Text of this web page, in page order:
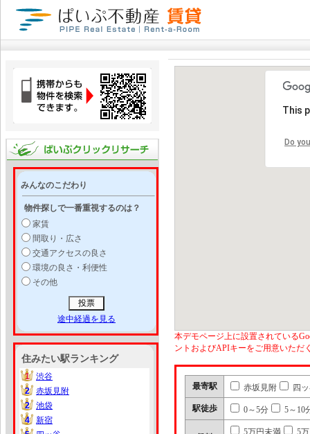
みんなのこだわり
物件探しで一番重視するのは？
家賃
間取り・広さ
交通アクセスの良さ
環境の良さ・利便性
その他
途中経過を見る
住みたい駅ランキング
1
1
渋谷
2
2
赤坂見附
2
2
池袋
4
4
新宿
This
Do
本デモページ上に設置されている
ントおよびAPIキーをご用意いただ
最寄駅 赤坂見附 四
駅徒歩 0～5分 5～10
5万円未満
5